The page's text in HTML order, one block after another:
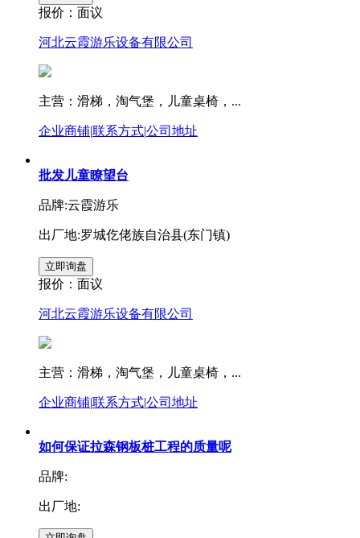
报价： 面议
河北云霞游乐设备有限公司
主营：滑梯，淘气堡，儿童桌椅，...
企业商铺|联系方式|公司地址
批发儿童瞭望台
品牌:云霞游乐
出厂地:罗城仡佬族自治县(东门镇)
报价： 面议
河北云霞游乐设备有限公司
主营：滑梯，淘气堡，儿童桌椅，...
企业商铺|联系方式|公司地址
如何保证拉森钢板桩工程的质量呢
品牌:
出厂地: